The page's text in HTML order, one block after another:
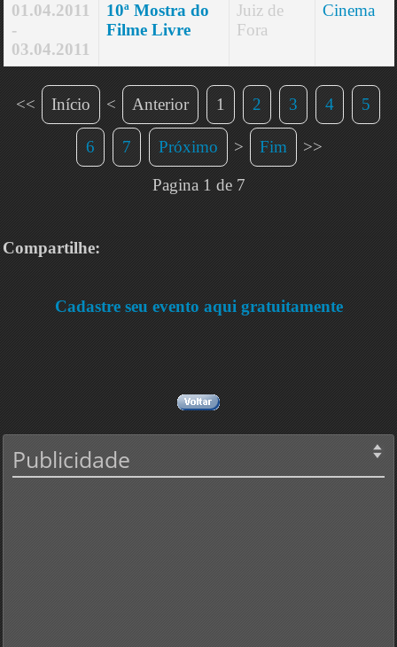
01.04.2011
-
03.04.2011
10ª Mostra do
Filme Livre
Juiz de
Fora
Cinema
<< Início < Anterior 1 2 3 4 5
6 7 Próximo > Fim >>
Pagina 1 de 7
Compartilhe:
Cadastre seu evento aqui gratuitamente
Publicidade